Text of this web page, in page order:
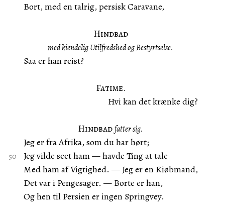
Bort, med en talrig, persisk Caravane,
Hindbad
med kiendelig Utilfredshed og Bestyrtselse.
Saa er han reist?
Fatime.
Hvi kan det krænke dig?
Hindbad fatter sig.
Jeg er fra Afrika, som du har hørt;
Jeg vilde seet ham — havde Ting at tale
Med ham af Vigtighed. — Jeg er en Kiøbmand,
Det var i Pengesager. — Borte er han,
Og hen til Persien er ingen Springvey.